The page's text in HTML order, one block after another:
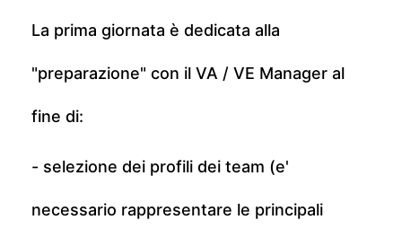
La prima giornata è dedicata alla
"preparazione" con il VA / VE Manager al
fine di:
- selezione dei profili dei team (e'
necessario rappresentare le principali